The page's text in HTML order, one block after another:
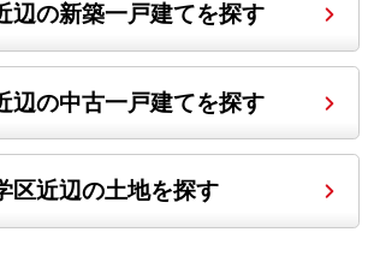
辺の新築一戸建てを探す
辺の中古一戸建てを探す
区近辺の土地を探す